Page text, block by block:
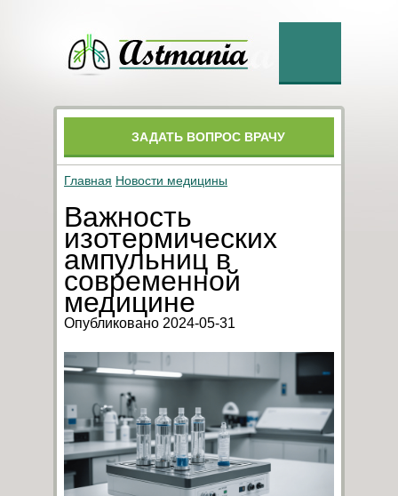
ЗАДАТЬ ВОПРОС ВРАЧУ
Главная Новости медицины
Важность
изотермических
ампульниц в
современной
медицине
Опубликовано 2024-05-31